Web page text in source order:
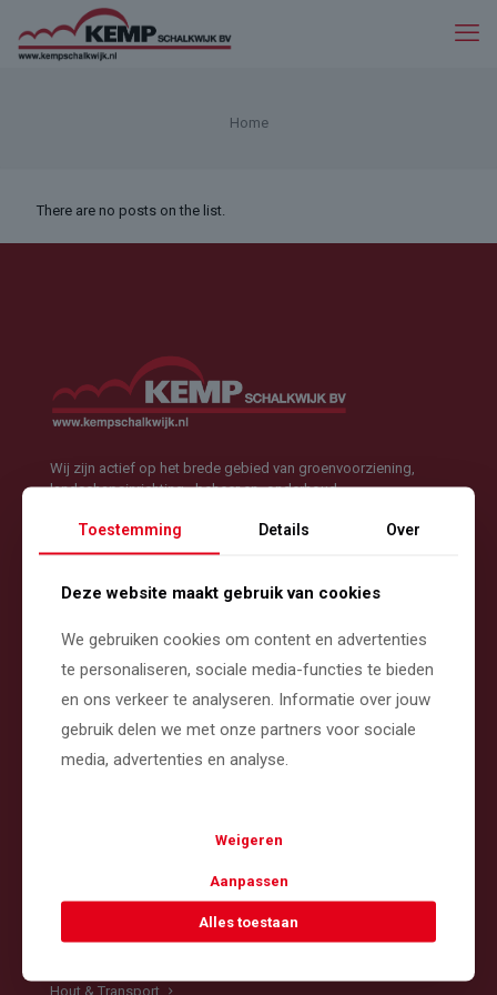
Home
There are no posts on the list.
Wij zijn actief op het brede gebied van groenvoorziening,
landschapsinrichting, -beheer en -onderhoud.
Contact
Neereind 33, 3998 WJ Schalkwijk
info@kempschalkwijk.nl
Navigatie
Hout & Transport
Toestemming Details Over
Deze website maakt gebruik van cookies
We gebruiken cookies om content en advertenties
te personaliseren, sociale media-functies te bieden
en ons verkeer te analyseren. Informatie over jouw
gebruik delen we met onze partners voor sociale
media, advertenties en analyse.
Weigeren
Aanpassen
Alles toestaan